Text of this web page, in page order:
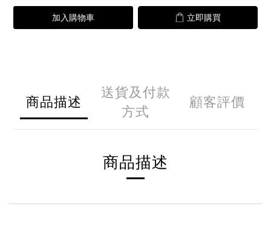
加入購物車 立即購買
商品描述
送貨及付款
方式
顧客評價
商品描述